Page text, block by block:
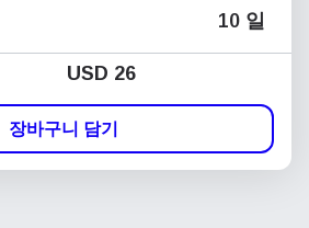
10 일
USD 26
장바구니 담기